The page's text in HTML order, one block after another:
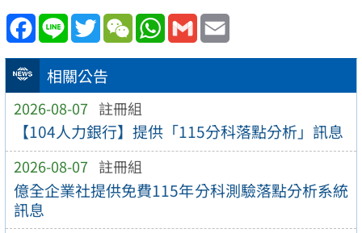
相關公告
2026-08-07 註冊組
【104人力銀行】提供「115分科落點分析」訊息
2026-08-07 註冊組
億全企業社提供免費115年分科測驗落點分析系統
訊息
Facebook
Line TwitterWeChatWhatsApp
Gmail